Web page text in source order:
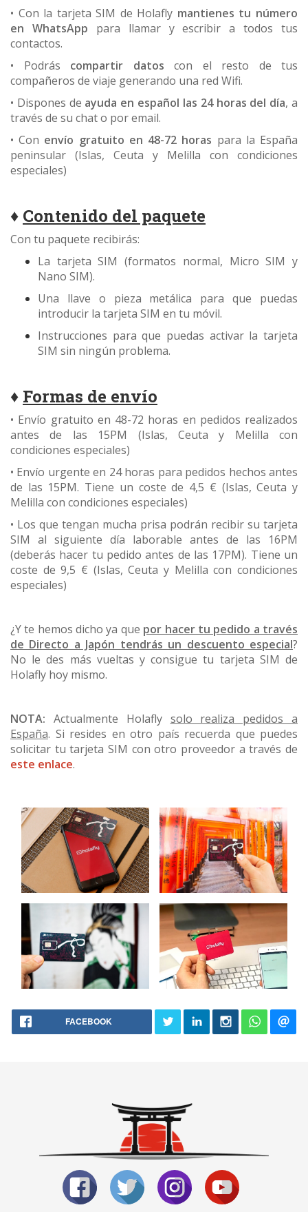
• Con la tarjeta SIM de Holafly mantienes tu número
en WhatsApp para llamar y escribir a todos tus
contactos.
• Podrás compartir datos con el resto de tus
compañeros de viaje generando una red Wifi.
• Dispones de ayuda en español las 24 horas del día, a
través de su chat o por email.
• Con envío gratuito en 48-72 horas para la España
peninsular (Islas, Ceuta y Melilla con condiciones
especiales)
♦ Contenido del paquete
Con tu paquete recibirás:
La tarjeta SIM (formatos normal, Micro SIM y
Nano SIM).
Una llave o pieza metálica para que puedas
introducir la tarjeta SIM en tu móvil.
Instrucciones para que puedas activar la tarjeta
SIM sin ningún problema.
♦ Formas de envío
​• Envío gratuito en 48-72 horas en pedidos realizados
antes de las 15PM (Islas, Ceuta y Melilla con
condiciones especiales)
• Envío urgente en 24 horas para pedidos hechos antes
de las 15PM. Tiene un coste de 4,5 € (Islas, Ceuta y
Melilla con condiciones especiales)
• Los que tengan mucha prisa podrán recibir su tarjeta
SIM al siguiente día laborable antes de las 16PM
(deberás hacer tu pedido antes de las 17PM). Tiene un
coste de 9,5 € (Islas, Ceuta y Melilla con condiciones
especiales)
¿Y te hemos dicho ya que por hacer tu pedido a través
de Directo a Japón tendrás un descuento especial?
No le des más vueltas y consigue tu tarjeta SIM de
Holafly hoy mismo.
NOTA: Actualmente Holafly solo realiza pedidos a
España. Si resides en otro país recuerda que puedes
solicitar tu tarjeta SIM con otro proveedor a través de
este enlace.
FACEBOOK